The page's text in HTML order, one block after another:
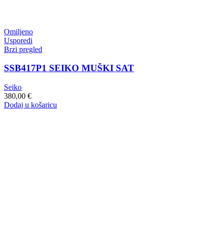
Omiljeno
Usporedi
Brzi pregled
SSB417P1 SEIKO MUŠKI SAT
Seiko
380,00 €
Dodaj u košaricu